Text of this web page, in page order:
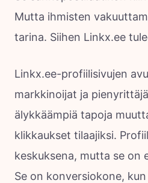
Mutta ihmisten
tarina. Siihen Linkx.ee
Linkx.ee-profiilisivujen
markkinoijat ja
älykkäämpiä tapoja
klikkaukset tilaajiksi.
keskuksena, mutta se on
Se on konversiokone,